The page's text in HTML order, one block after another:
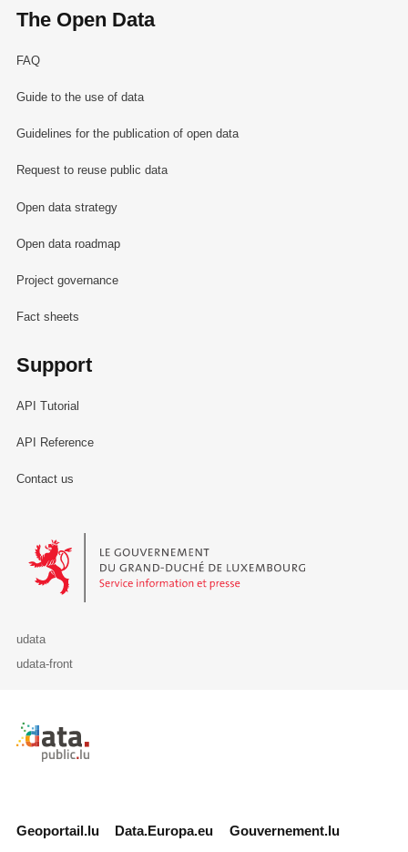
The Open Data
FAQ
Guide to the use of data
Guidelines for the publication of open data
Request to reuse public data
Open data strategy
Open data roadmap
Project governance
Fact sheets
Support
API Tutorial
API Reference
Contact us
Le Gouvernement du Grand-Duché de Luxembourg - Service
udata
udata-front
Retour à l'accueil de data.public.lu
Geoportail.lu Data.Europa.eu Gouvernement.lu